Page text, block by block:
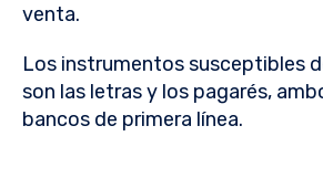
venta.
Los instrumentos susceptibles
son las letras y los pagarés,
bancos de primera línea.